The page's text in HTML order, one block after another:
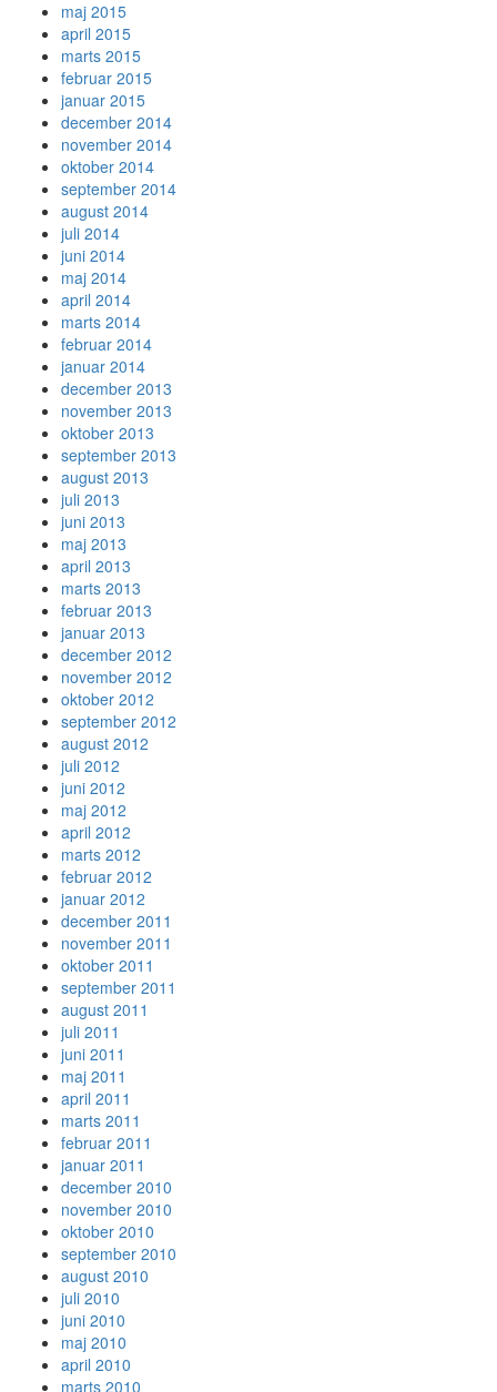
maj 2015
april 2015
marts 2015
februar 2015
januar 2015
december 2014
november 2014
oktober 2014
september 2014
august 2014
juli 2014
juni 2014
maj 2014
april 2014
marts 2014
februar 2014
januar 2014
december 2013
november 2013
oktober 2013
september 2013
august 2013
juli 2013
juni 2013
maj 2013
april 2013
marts 2013
februar 2013
januar 2013
december 2012
november 2012
oktober 2012
september 2012
august 2012
juli 2012
juni 2012
maj 2012
april 2012
marts 2012
februar 2012
januar 2012
december 2011
november 2011
oktober 2011
september 2011
august 2011
juli 2011
juni 2011
maj 2011
april 2011
marts 2011
februar 2011
januar 2011
december 2010
november 2010
oktober 2010
september 2010
august 2010
juli 2010
juni 2010
maj 2010
april 2010
marts 2010